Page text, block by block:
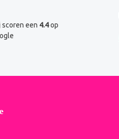
scoren een 4.4op